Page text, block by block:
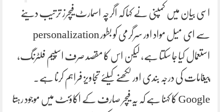
اسی بیان میں کمپنی نے کہا کہ اگرچہ اسمارٹ فیچرز ترتیب دینے
سے ای میل مواد اور سرگرمی کو بطور personalization
استعمال کیا جا سکتا ہے، لیکن اس کا مقصد صرف اسپیم فلٹرنگ،
پیغامات کی درجہ بندی اور لکھنے کیلئے تجاویز فراہم کرنا ہے۔
Google کا کہنا ہے کہ یہ فیچر صارف کے اکاؤنٹ میں موجود رہتا